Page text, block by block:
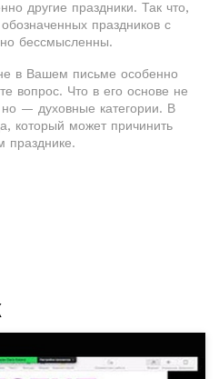
другие праздники. Так что,
праздников с
бессмысленны.
в Вашем письме особенно
вопрос. Что в его основе не
но — духовные категории. В
который может причинить
празднике.